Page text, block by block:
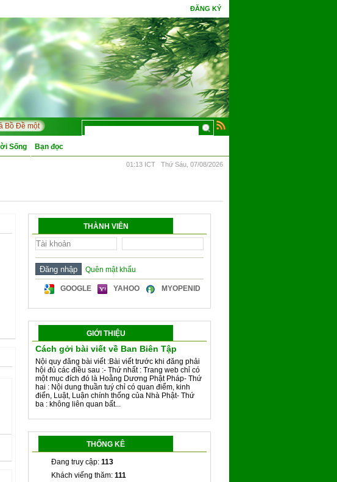
ĐĂNG KÝ
Đề một đêm mà chín. Phúc gặp tình cờ tri thức, hoa Ưu Đàm mấy kiếp đâm bông.
Sống Bạn đọc
01:13 ICT Thứ Sáu, 07/08/2026
THÀNH VIÊN
Quên mật khẩu
GOOGLE YAHOO MYOPENID
GIỚI THIỆU
Cách gởi bài viết về Ban Biên Tập
Nội quy đăng bài viết :Bài viết trước khi đăng phải
hội đủ các điều sau :- Thứ nhất : Trang web chỉ có
một mục đích đó là Hoằng Dương Phật Pháp- Thứ
hai : Nội dung thuần tuý chỉ có quan điểm, kinh
điển, Luật, Luận chính thống của Nhà Phật- Thứ
ba : không liên quan bất...
THỐNG KÊ
Đang truy cập: 113
Khách viếng thăm: 111